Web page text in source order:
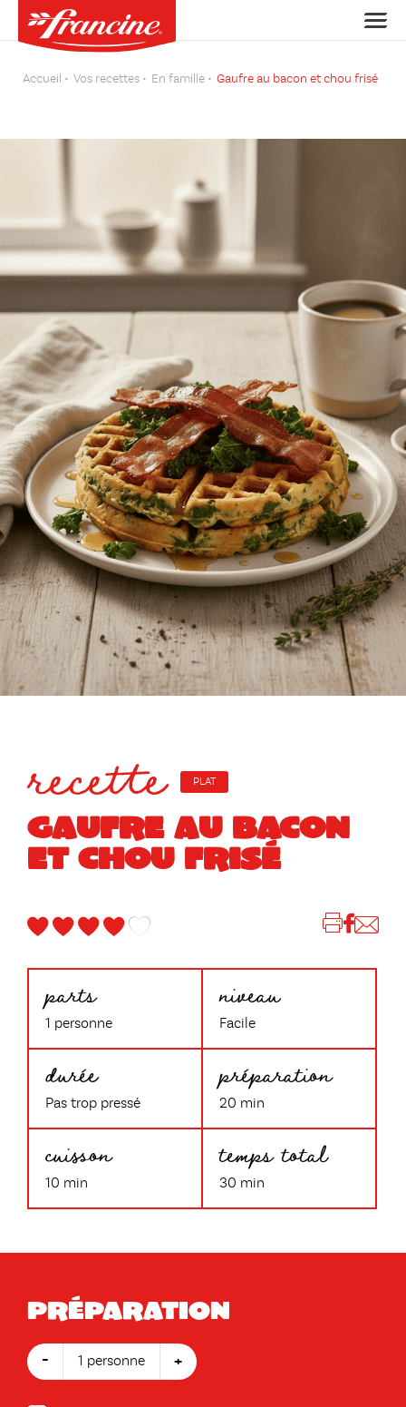
Accueil Vos recettes En famille Gaufre au bacon et chou frisé
recette PLAT
GAUFRE AU BACON
ET CHOU FRISÉ
parts
1 personne
niveau
Facile
durée
Pas trop pressé
préparation
20 min
cuisson
10 min
temps total
30 min
Préparation
- 1 personne +